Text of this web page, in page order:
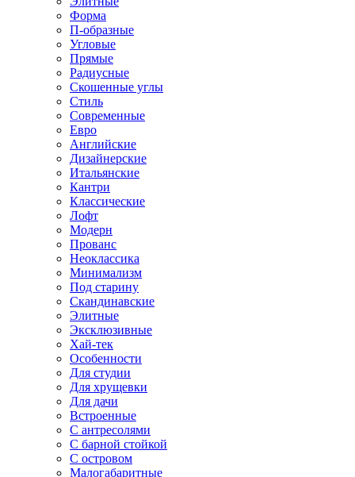
Форма
П-образные
Угловые
Прямые
Радиусные
Скошенные углы
Стиль
Современные
Евро
Английские
Дизайнерские
Итальянские
Кантри
Классические
Лофт
Модерн
Прованс
Неоклассика
Минимализм
Под старину
Скандинавские
Элитные
Эксклюзивные
Хай-тек
Особенности
Для студии
Для хрущевки
Для дачи
Встроенные
С антресолями
С барной стойкой
С островом
Малогабаритные